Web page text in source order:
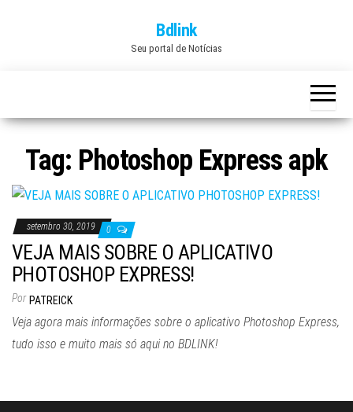
Bdlink
Seu portal de Notícias
Tag: Photoshop Express apk
setembro 30, 2019 0
VEJA MAIS SOBRE O APLICATIVO
PHOTOSHOP EXPRESS!
Por PATREICK
Veja agora mais informações sobre o aplicativo Photoshop Express,
tudo isso e muito mais só aqui no BDLINK!